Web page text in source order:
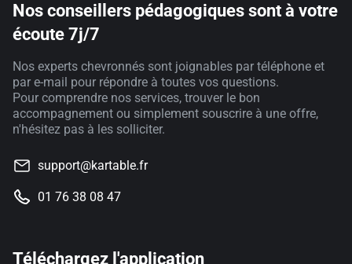
Nos conseillers pédagogiques sont à votre
écoute 7j/7
Nos experts chevronnés sont joignables par téléphone et
par e-mail pour répondre à toutes vos questions.
Pour comprendre nos services, trouver le bon
accompagnement ou simplement souscrire à une offre,
n'hésitez pas à les solliciter.
support@kartable.fr
01 76 38 08 47
Téléchargez l'application